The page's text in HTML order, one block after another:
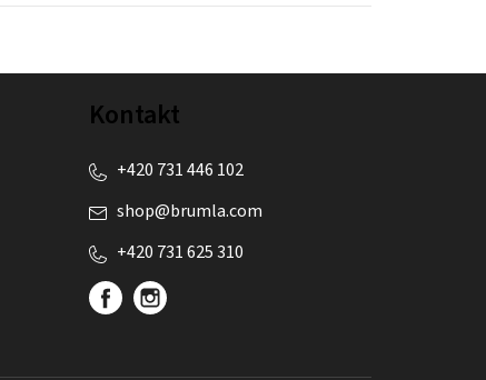
Kontakt
shop@brumla.com
+420 731 446 102
+420 731 625 310